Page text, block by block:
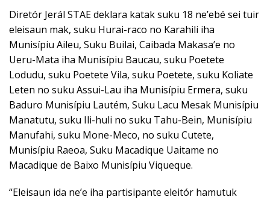
Diretór Jerál STAE deklara katak suku 18 ne’ebé sei tuir
eleisaun mak, suku Hurai-raco no Karahili iha
Munisípiu Aileu, Suku Builai, Caibada Makasa’e no
Ueru-Mata iha Munisípiu Baucau, suku Poetete
Lodudu, suku Poetete Vila, suku Poetete, suku Koliate
Leten no suku Assui-Lau iha Munisípiu Ermera, suku
Baduro Munisípiu Lautém, Suku Lacu Mesak Munisípiu
Manatutu, suku Ili-huli no suku Tahu-Bein, Munisípiu
Manufahi, suku Mone-Meco, no suku Cutete,
Munisípiu Raeoa, Suku Macadique Uaitame no
Macadique de Baixo Munisípiu Viqueque.
“Eleisaun ida ne’e iha partisipante eleitór hamutuk